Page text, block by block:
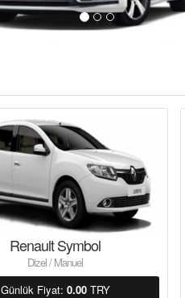
Renault Symbol
Dizel / Manuel
Günlük Fiyat: 0.00TRY